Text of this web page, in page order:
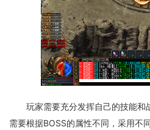
玩家需要充分发挥自己的技能和
需要根据BOSS的属性不同，采用不